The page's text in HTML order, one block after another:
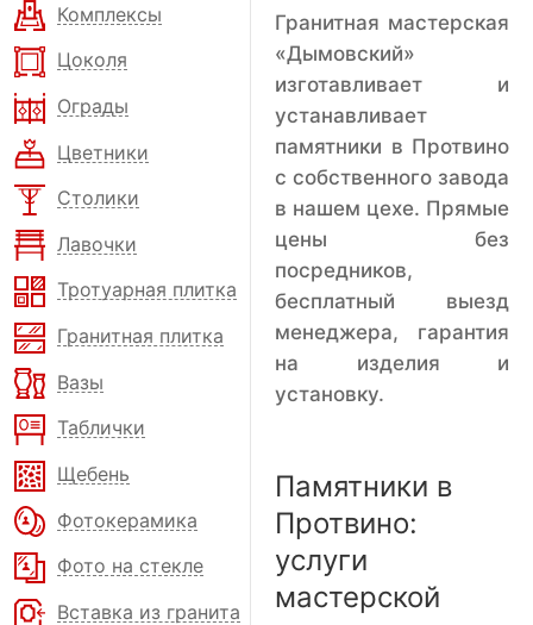
Комплексы
Цоколя
Ограды
Цветники
Столики
Лавочки
Тротуарная плитка
Гранитная плитка
Вазы
Таблички
Щебень
Фотокерамика
Фото на стекле
Вставка из гранита
Гранитная мастерская
«Дымовский»
изготавливает и
устанавливает
памятники в Протвино
с собственного завода
в нашем цехе. Прямые
цены без
посредников,
бесплатный выезд
менеджера, гарантия
на изделия и
установку.
Памятники в
Протвино:
услуги
мастерской